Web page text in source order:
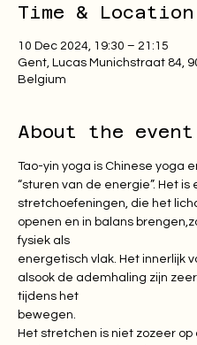
Time & Location
10 Dec 2024, 19:30 – 21:15
Gent, Lucas Munichstraat 84,
Belgium
About the event
Tao-yin yoga is Chinese yoga
“sturen van de energie”. Het is
stretchoefeningen, die het
openen en in balans
fysiek als
energetisch vlak. Het innerlijk
alsook de ademhaling zijn
tijdens het
bewegen.
Het stretchen is niet zozeer op